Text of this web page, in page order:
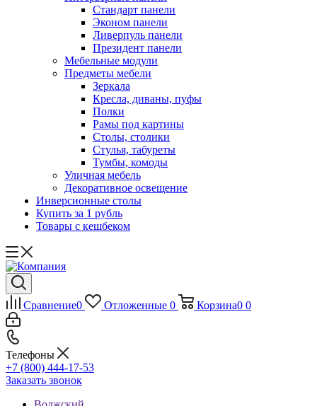
Стандарт панели
Эконом панели
Ливерпуль панели
Президент панели
Мебельные модули
Предметы мебели
Зеркала
Кресла, диваны, пуфы
Полки
Рамы под картины
Столы, столики
Стулья, табуреты
Тумбы, комоды
Уличная мебель
Декоративное освещение
Инверсионные столы
Купить за 1 рубль
Товары с кешбеком
Сравнение0 Отложенные 0 Корзина0 0
Телефоны
+7 (800) 444-17-53
Заказать звонок